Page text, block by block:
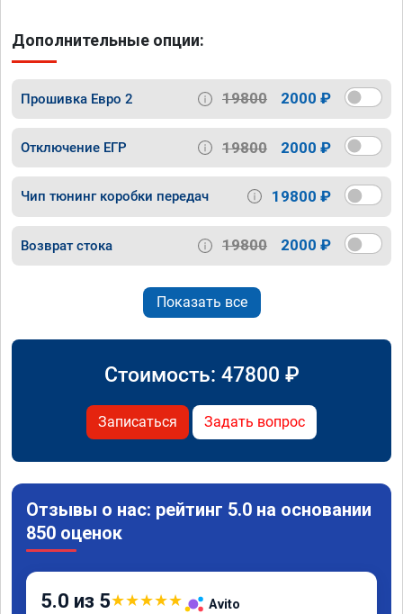
Дополнительные опции:
Прошивка Евро 2 19800 2000 ₽
Отключение ЕГР 19800 2000 ₽
Чип тюнинг коробки передач 19800 ₽
Возврат стока 19800 2000 ₽
Показать все
Стоимость: 47800 ₽
Записаться Задать вопрос
Отзывы о нас: рейтинг 5.0 на основании
850 оценок
5.0 из 5★★★★★ Avito